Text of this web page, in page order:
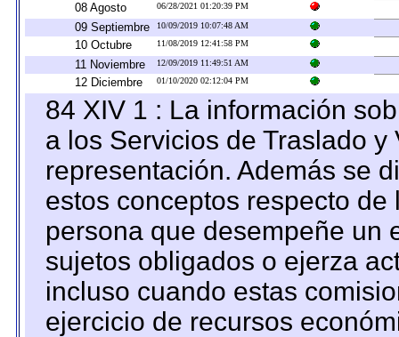
08 Agosto 06/28/2021 01:20:39 PM
09 Septiembre 10/09/2019 10:07:48 AM
10 Octubre 11/08/2019 12:41:58 PM
11 Noviembre 12/09/2019 11:49:51 AM
12 Diciembre 01/10/2020 02:12:04 PM
84 XIV 1 : La información
a los Servicios de Traslado
representación. Además se
estos conceptos respecto
persona que desempeñe un
sujetos obligados o ejerza
incluso cuando estas
ejercicio de recursos